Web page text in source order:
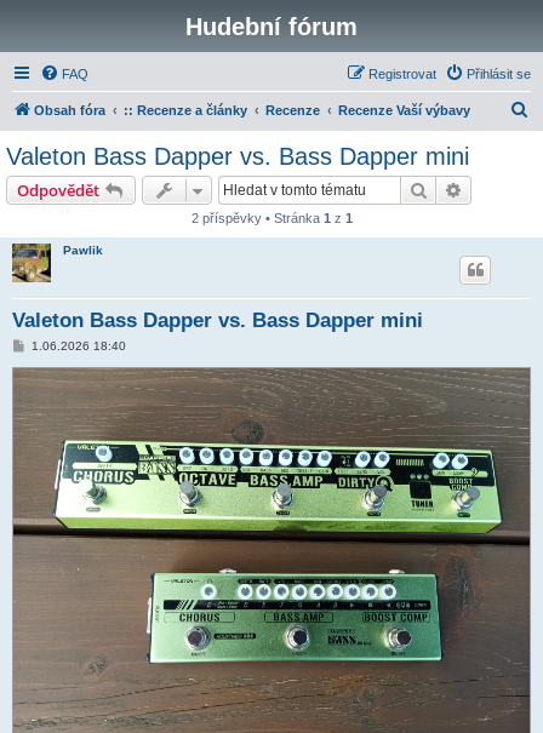
Hudební fórum
FAQ Přihlásit se
Registrovat
Obsah fóra :: Recenze a články Recenze Recenze Vaší výbavy
Valeton Bass Dapper vs. Bass Dapper mini
Odpovědět Hledat
2 příspěvky • Stránka 1 z 1
Pawlik
Valeton Bass Dapper vs. Bass Dapper mini
P
í
ě
v
e
1.06.2026 18:40